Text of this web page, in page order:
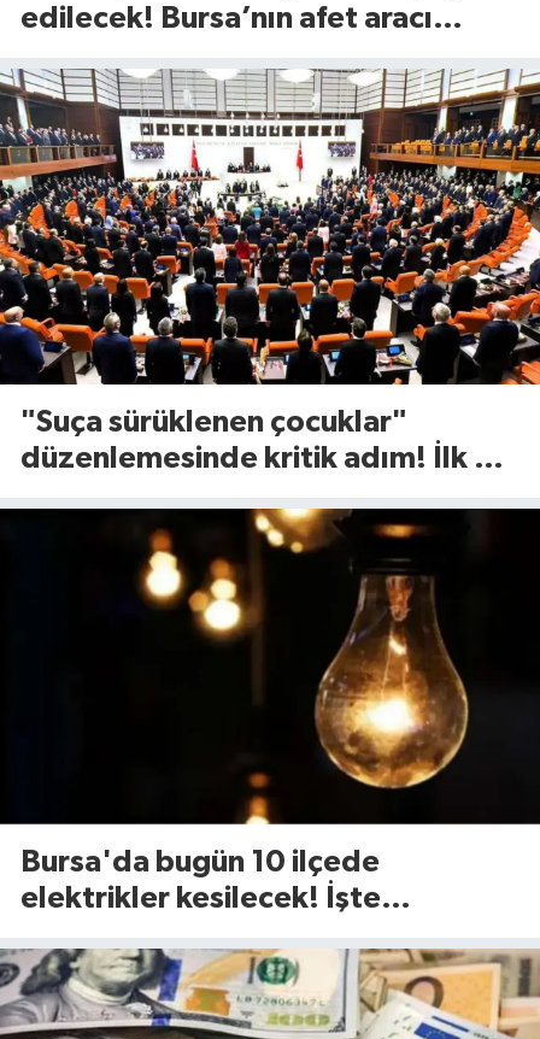
edilecek! Bursa’nın afet aracı
"Suça sürüklenen çocuklar"
düzenlemesinde kritik adım! İlk 2
Bursa'da bugün 10 ilçede
elektrikler kesilecek! İşte
Cuma)